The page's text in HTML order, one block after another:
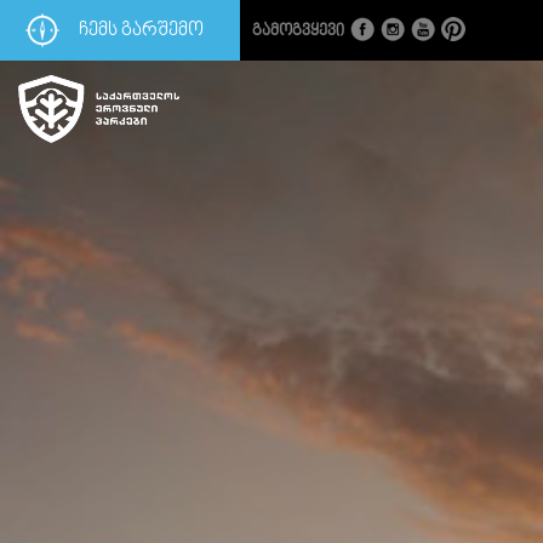
ᲩᲔᲛᲡ ᲒᲐᲠᲨᲔᲛᲝ Გამოგვყევი